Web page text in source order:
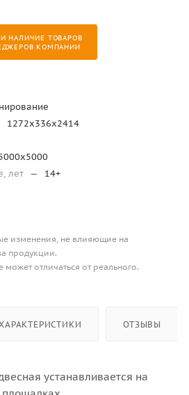
НАЛИЧИЕ ТОВАРОВ
КОМПАНИИ
1272х336х2414
лет —
14+
изменения, не влияющие на
продукции.
может отличаться от реального.
ХАРАКТЕРИСТИКИ ОТЗЫВЫ
устанавливается на